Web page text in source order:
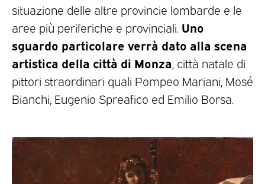
situazione delle altre provincie lombarde e le
aree più periferiche e provinciali. Uno
sguardo particolare verrà dato alla scena
artistica della città di Monza , città natale di
pittori straordinari quali Pompeo Mariani, Mosé
Bianchi, Eugenio Spreafico ed Emilio Borsa.